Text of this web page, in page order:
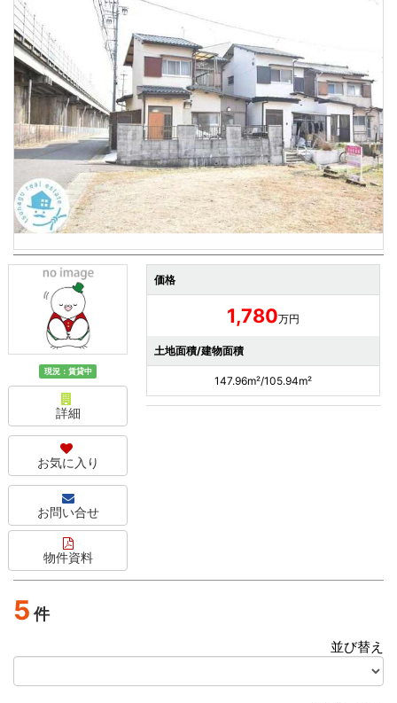
現況：賃貸中
詳細
お気に入り
お問い合せ
物件資料
価格
1,780万円
土地面積/建物面積
147.96m²/105.94m²
5 件
並び替え